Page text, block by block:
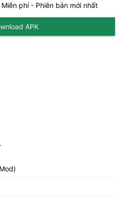
phí - Phiên bản mới nhất
APK